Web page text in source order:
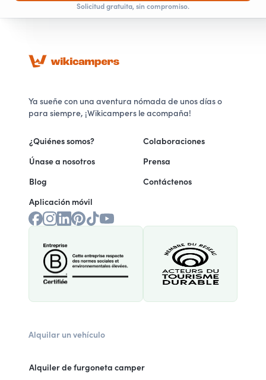
Solicitud gratuita, sin compromiso.
Ya sueñe con una aventura nómada de unos días o
para siempre, ¡Wikicampers le acompaña!
¿Quiénes somos?
Únase a nosotros
Blog
Aplicación móvil
Colaboraciones
Prensa
Contáctenos
Alquilar un vehículo
Alquiler de furgoneta camper